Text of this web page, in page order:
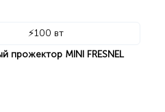
⚡100 вт
прожектор MINI FRESNEL